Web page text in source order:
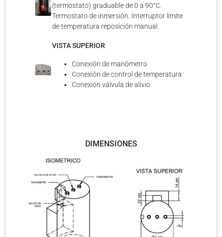
(termostato) graduable de 0 a 90°C.
Termostato de inmersión. Interruptor límite
de temperatura reposición manual.
VISTA SUPERIOR
Conexión de manómetro
Conexión de control de temperatura
Conexión válvula de alivio
DIMENSIONES